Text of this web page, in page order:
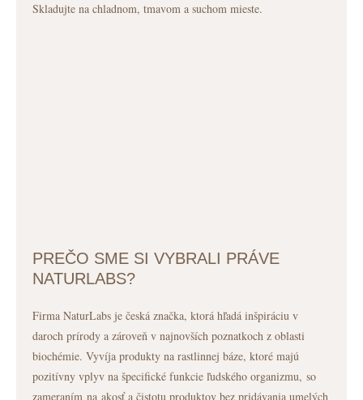
Skladujte na chladnom, tmavom a suchom mieste.
PREČO SME SI VYBRALI PRÁVE
NATURLABS?
Firma NaturLabs je česká značka, ktorá hľadá inšpiráciu v
daroch prírody a zároveň v najnovších poznatkoch z oblasti
biochémie. Vyvíja produkty na rastlinnej báze, ktoré majú
pozitívny vplyv na špecifické funkcie ľudského organizmu, so
zameraním na akosť a čistotu produktov bez pridávania umelých